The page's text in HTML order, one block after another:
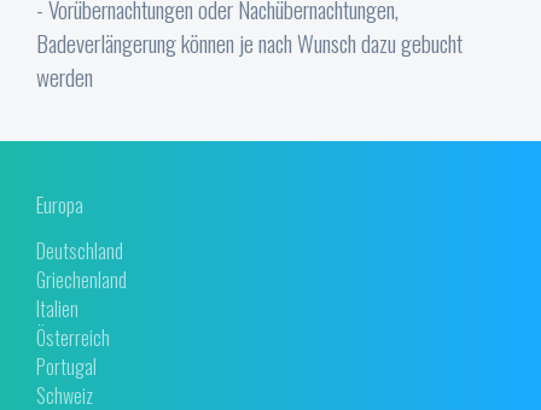
- Vorübernachtungen oder Nachübernachtungen,
Badeverlängerung können je nach Wunsch dazu gebucht
werden
Europa
Deutschland
Griechenland
Italien
Österreich
Portugal
Schweiz